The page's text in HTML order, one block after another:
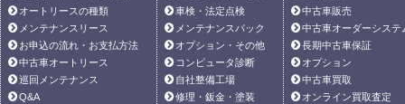
オートリースの種類
メンテナンスリース
お申込の流れ・お支払方法
中古車オートリース
巡回メンテナンス
Q&A
車検・法定点検
メンテナンスパック
オプション・その他
コンピュータ診断
自社整備工場
修理・鈑金・塗装
中古車販売
中古車オーダーシステ
長期中古車保証
オプション
中古車買取
オンライン買取査定